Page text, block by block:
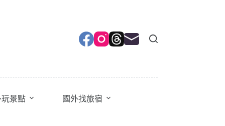
玩景點 國外找旅宿